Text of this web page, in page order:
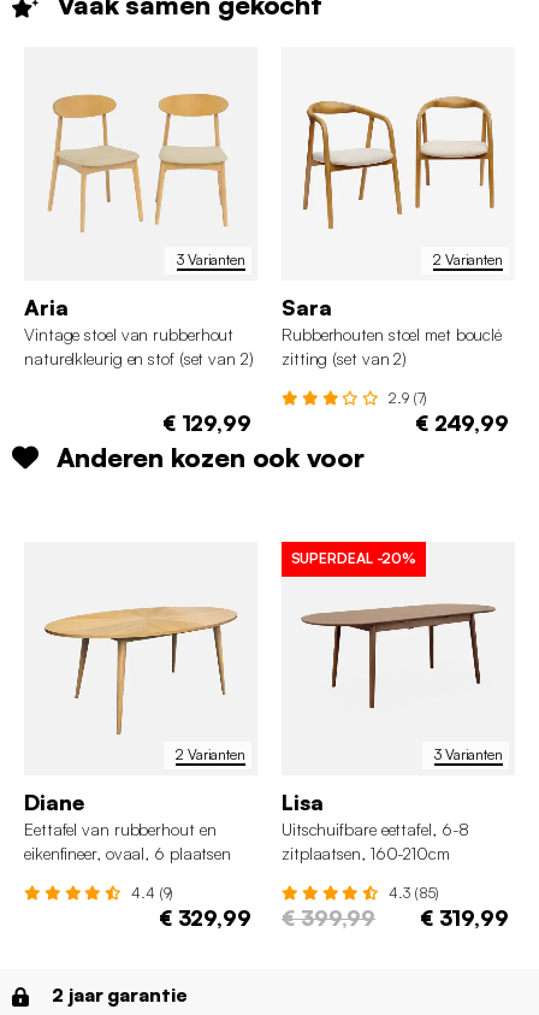
3 Varianten
Aria
Vintage stoel van rubberhout
naturelkleurig en stof (set van 2)
€ 129,99
2 Varianten
Sara
Rubberhouten stoel met bouclé
zitting (set van 2)
2.9 (7)
€ 249,99
Anderen kozen ook voor
2 Varianten
Diane
Eettafel van rubberhout en
eikenfineer, ovaal, 6 plaatsen
4.4 (9)
€ 329,99
3 Varianten
SUPERDEAL -20%
Lisa
Uitschuifbare eettafel, 6-8
zitplaatsen, 160-210cm
4.3 (85)
€ 399,99 € 319,99
2 jaar garantie